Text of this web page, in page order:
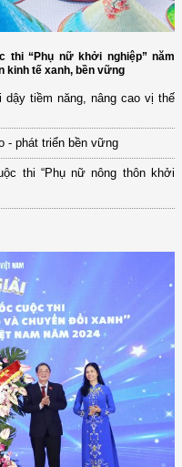
thi “Phụ nữ khởi nghiệp” năm
kinh tế xanh, bền vững
tiềm năng, nâng cao vị thế
- phát triển bền vững
thi “Phụ nữ nông thôn khởi